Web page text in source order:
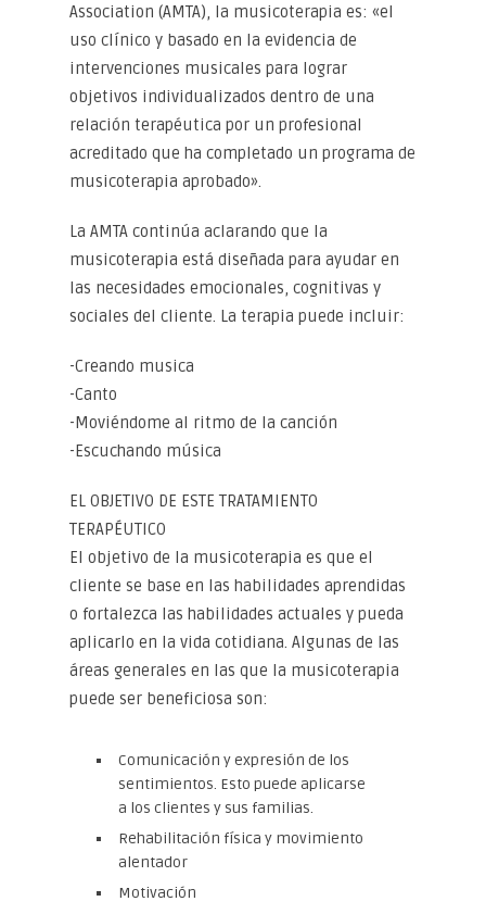
Association (AMTA), la musicoterapia es: «el
uso clínico y basado en la evidencia de
intervenciones musicales para lograr
objetivos individualizados dentro de una
relación terapéutica por un profesional
acreditado que ha completado un programa de
musicoterapia aprobado».
La AMTA continúa aclarando que la
musicoterapia está diseñada para ayudar en
las necesidades emocionales, cognitivas y
sociales del cliente. La terapia puede incluir:
-Creando musica
-Canto
-Moviéndome al ritmo de la canción
-Escuchando música
EL OBJETIVO DE ESTE TRATAMIENTO
TERAPÉUTICO
El objetivo de la musicoterapia es que el
cliente se base en las habilidades aprendidas
o fortalezca las habilidades actuales y pueda
aplicarlo en la vida cotidiana. Algunas de las
áreas generales en las que la musicoterapia
puede ser beneficiosa son:
Comunicación y expresión de los
sentimientos. Esto puede aplicarse
a los clientes y sus familias.
Rehabilitación física y movimiento
alentador
Motivación